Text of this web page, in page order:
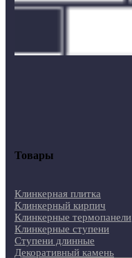
Товары
Клинкерная плитка
Клинкерный кирпич
Клинкерные термопанели
Клинкерные ступени
Ступени длинные
Декоративный камень